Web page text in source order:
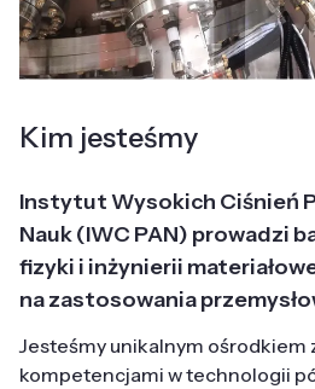
Kim jesteśmy
Instytut Wysokich Ciśnień
Nauk (IWC PAN) prowadzi
fizyki i inżynierii
na zastosowania
Jesteśmy unikalnym ośrodkiem
kompetencjami w technologii